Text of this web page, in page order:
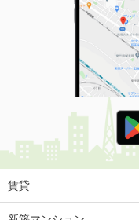
賃貸